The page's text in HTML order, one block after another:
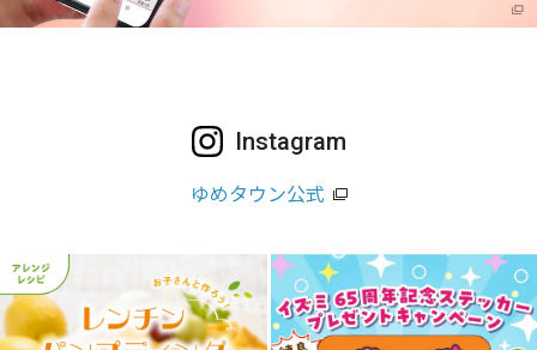
Instagram
ゆめタウン公式